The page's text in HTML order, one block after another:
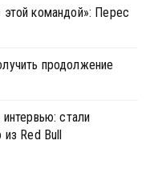
командой»: Перес
продолжение
стали
Red Bull